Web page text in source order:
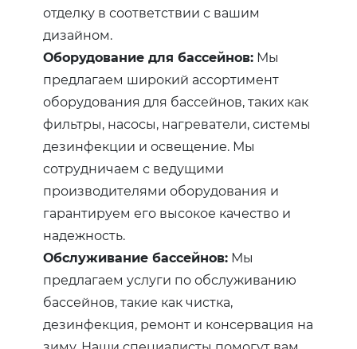
отделку в соответствии с вашим
дизайном.
Оборудование для бассейнов: Мы
предлагаем широкий ассортимент
оборудования для бассейнов, таких как
фильтры, насосы, нагреватели, системы
дезинфекции и освещение. Мы
сотрудничаем с ведущими
производителями оборудования и
гарантируем его высокое качество и
надежность.
Обслуживание бассейнов: Мы
предлагаем услуги по обслуживанию
бассейнов, такие как чистка,
дезинфекция, ремонт и консервация на